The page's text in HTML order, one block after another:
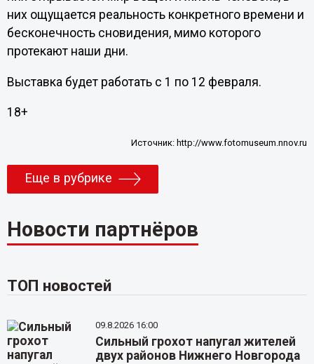
них ощущается реальность конкретного времени и
бесконечность сновидения, мимо которого
протекают наши дни.
Выставка будет работать с 1 по 12 февраля.
18+
Источник: http://www.fotomuseum.nnov.ru
Еще в рубрике
Новости партнёров
ТОП новостей
09.8.2026 16:00
Сильный грохот напугал жителей
двух районов Нижнего Новгорода